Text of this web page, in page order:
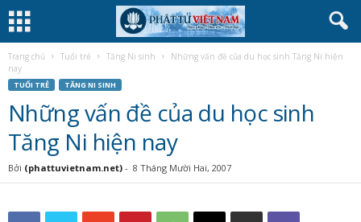
Trang chủ Tuổi trẻ Tăng Ni sinh
Những vấn đề của du học sinh Tăng Ni hiện
nay
TUỔI TRẺ TĂNG NI SINH
Những vấn đề của du học sinh
Tăng Ni hiện nay
Bởi (phattuvietnam.net) - 8 Tháng Mười Hai, 2007